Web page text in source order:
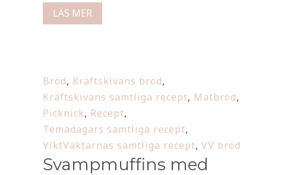
LÄS MER
Bröd, Kräftskivans bröd,
Kräftskivans samtliga recept, Matbröd,
Picknick, Recept,
Temadagars samtliga recept,
ViktVäktarnas samtliga recept, VV bröd
Svampmuffins med